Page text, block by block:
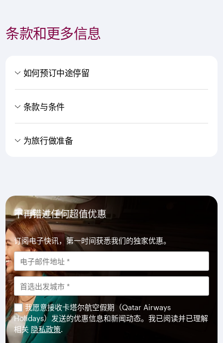
条款和更多信息
如何预订中途停留
条款与条件
为旅行做准备
不再错过任何超值优惠
订阅电子快讯，第一时间获悉我们的独家优惠。
我愿意接收卡塔尔航空假期（Qatar Airways
Holidays）发送的优惠信息和新闻动态。我已阅读并已理解
相关 隐私政策.